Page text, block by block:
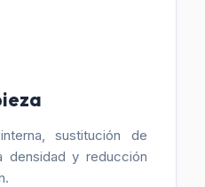
sustitución de
densidad y reducción